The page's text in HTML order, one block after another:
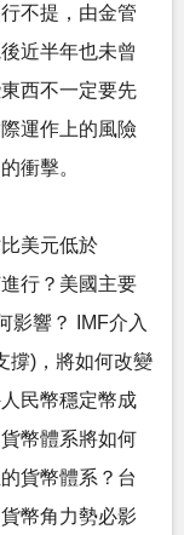
不提，由金管
近半年也未曾
西不一定要先
運作上的風險
衝擊。
美元低於
行？美國主要
影響？ IMF介入
撐)，將如何改變
民幣穩定幣成
幣體系將如何
貨幣體系？台
幣角力勢必影